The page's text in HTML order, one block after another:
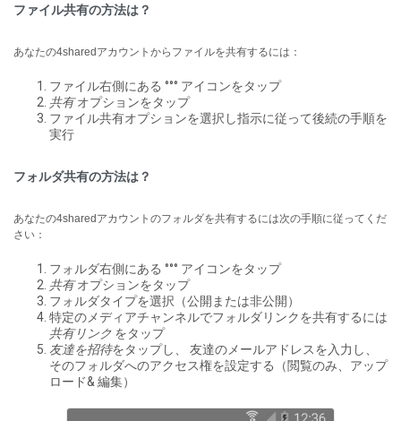
ファイル共有の方法は？
あなたの4sharedアカウントからファイルを共有するには：
ファイル右側にある °°° アイコンをタップ
共有オプションをタップ
ファイル共有オプションを選択し指示に従って後続の手順を
実行
フォルダ共有の方法は？
あなたの4sharedアカウントのフォルダを共有するには次の手順に従ってくだ
さい：
フォルダ右側にある °°° アイコンをタップ
共有オプションをタップ
フォルダタイプを選択（公開または非公開）
特定のメディアチャンネルでフォルダリンクを共有するには
共有リンク をタップ
友達を招待をタップし、 友達のメールアドレスを入力し、
そのフォルダへのアクセス権を設定する（閲覧のみ、アップ
ロード& 編集）